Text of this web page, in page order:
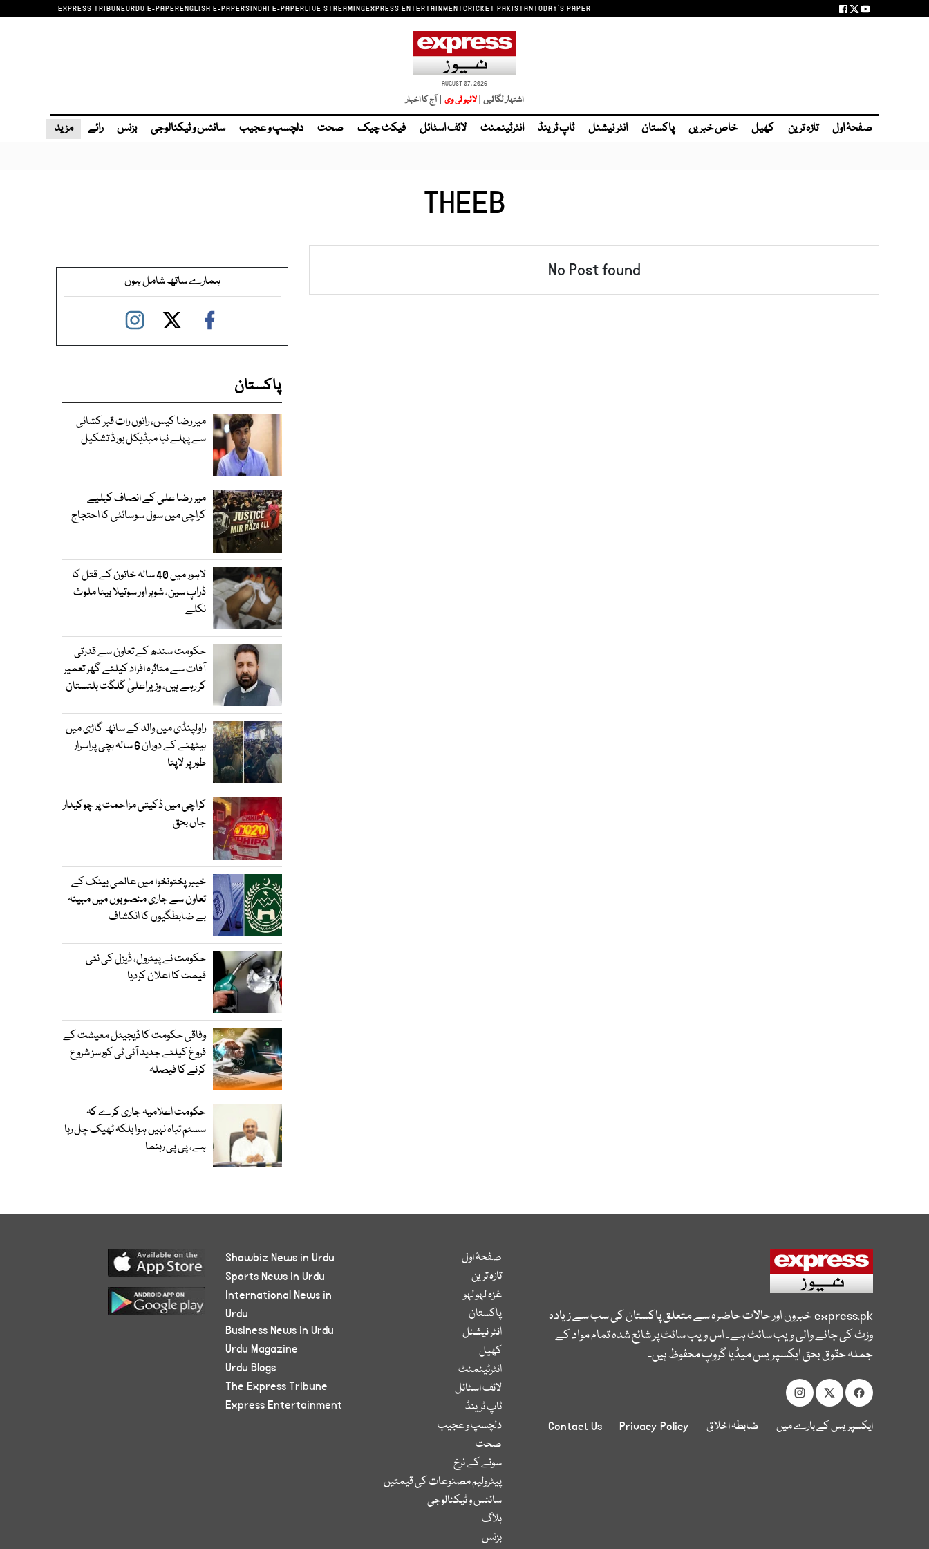
EXPRESS TRIBUNEURDU E-PAPERENGLISH E-PAPERSINDHI E-PAPERLIVE STREAMINGEXPRESS ENTERTAINMENTCRICKET PAKISTANTODAY'S PAPER
AUGUST 07, 2026
اشتہار لگائیں | | آج کا اخبار
صفحۂ اول تازہ ترین کھیل خاص خبریں پاکستان انٹر نیشنل ٹاپ ٹرینڈ انٹرٹینمنٹ لائف اسٹائل فیکٹ چیک صحت دلچسپ و عجیب سائنس و ٹیکنالوجی بزنس رائے مزید
THEEB
No Post found ہمارے ساتھ شامل ہوں
پاکستان
میر رضا کیس، راتوں رات قبر کشائی
سے پہلے نیا میڈیکل بورڈ تشکیل
میر رضا علی کے انصاف کیلیے
کراچی میں سول سوسائٹی کا احتجاج
لاہور میں 40 سالہ خاتون کے قتل کا
ڈراپ سین، شوہر اور سوتیلا بیٹا ملوث
نکلے
حکومت سندھ کے تعاون سے قدرتی
آفات سے متاثرہ افراد کیلئے گھر تعمیر
کر رہے ہیں، وزیراعلیٰ گلگت بلتستان
راولپنڈی میں والد کے ساتھ گاڑی میں
بیٹھنے کے دوران 6 سالہ بچی پراسرار
طور پر لاپتا
کراچی میں ڈکیتی مزاحمت پر چوکیدار
جاں بحق
خیبرپختونخوا میں عالمی بینک کے
تعاون سے جاری منصوبوں میں مبینہ
بے ضابطگیوں کا انکشاف
حکومت نے پیٹرول، ڈیزل کی نئی
قیمت کا اعلان کردیا
وفاقی حکومت کا ڈیجیٹل معیشت کے
فروغ کیلئے جدید آئی ٹی کورسز شروع
کرنے کا فیصلہ
حکومت اعلامیہ جاری کرے کہ
سسٹم تباہ نہیں ہوا بلکہ ٹھیک چل رہا
ہے، پی پی رہنما
express.pkخبروں اور حالات حاضرہ سے متعلق پاکستان کی سب سے زیادہ
وزٹ کی جانے والی ویب سائٹ ہے۔ اس ویب سائٹ پر شائع شدہ تمام مواد کے
جملہ حقوق بحق ایکسپریس میڈیا گروپ محفوظ ہیں۔
ایکسپریس کے بارے میں ضابطہ اخلاق Privacy Policy
Contact Us
صفحۂ اول
تازہ ترین
غزہ لہو لہو
پاکستان
انٹر نیشنل
کھیل
انٹرٹینمنٹ
لائف اسٹائل
ٹاپ ٹرینڈ
دلچسپ و عجیب
صحت
سونے کے نرخ
پیٹرولیم مصنوعات کی قیمتیں
سائنس و ٹیکنالوجی
بلاگ
بزنس
Showbiz News in Urdu
Sports News in Urdu
International News in
Urdu
Business News in Urdu
Urdu Magazine
Urdu Blogs
The Express Tribune
Express Entertainment